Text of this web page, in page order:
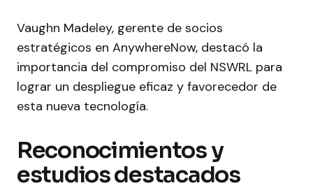
Vaughn Madeley, gerente de socios
estratégicos en AnywhereNow, destacó la
importancia del compromiso del NSWRL para
lograr un despliegue eficaz y favorecedor de
esta nueva tecnología.
Reconocimientos y
estudios destacados